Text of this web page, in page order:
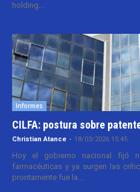
holding....
Informes
CILFA: postura sobre
Christian Atance - 18/03/2026 15:45
Hoy el gobierno nacional fijó
farmacéuticas y ya surgen las
prontamente fue la...